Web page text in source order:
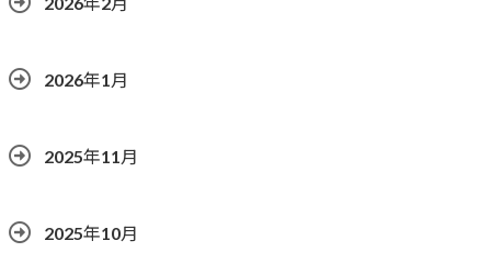
2026年1月
2025年11月
2025年10月